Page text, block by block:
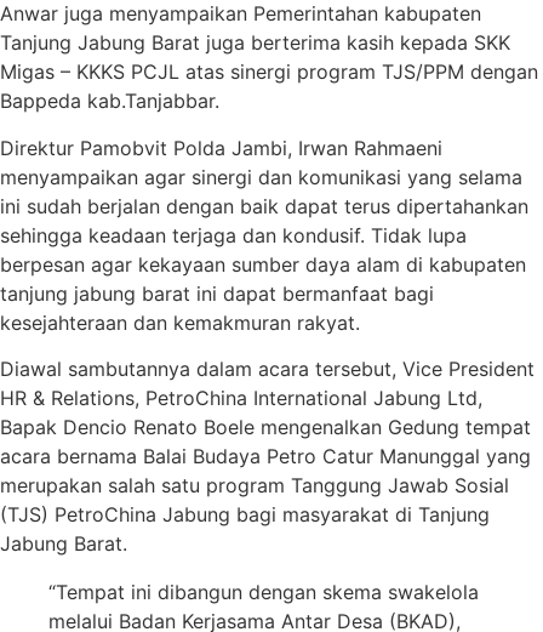
Anwar juga menyampaikan Pemerintahan kabupaten
Tanjung Jabung Barat juga berterima kasih kepada SKK
Migas – KKKS PCJL atas sinergi program TJS/PPM dengan
Bappeda kab.Tanjabbar.
Direktur Pamobvit Polda Jambi, Irwan Rahmaeni
menyampaikan agar sinergi dan komunikasi yang selama
ini sudah berjalan dengan baik dapat terus dipertahankan
sehingga keadaan terjaga dan kondusif. Tidak lupa
berpesan agar kekayaan sumber daya alam di kabupaten
tanjung jabung barat ini dapat bermanfaat bagi
kesejahteraan dan kemakmuran rakyat.
Diawal sambutannya dalam acara tersebut, Vice President
HR & Relations, PetroChina International Jabung Ltd,
Bapak Dencio Renato Boele mengenalkan Gedung tempat
acara bernama Balai Budaya Petro Catur Manunggal yang
merupakan salah satu program Tanggung Jawab Sosial
(TJS) PetroChina Jabung bagi masyarakat di Tanjung
Jabung Barat.
“Tempat ini dibangun dengan skema swakelola
melalui Badan Kerjasama Antar Desa (BKAD),